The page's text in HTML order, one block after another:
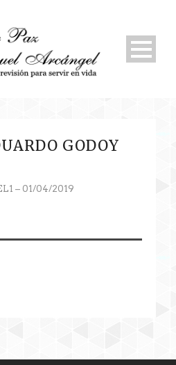
GODOY
– 01/04/2019